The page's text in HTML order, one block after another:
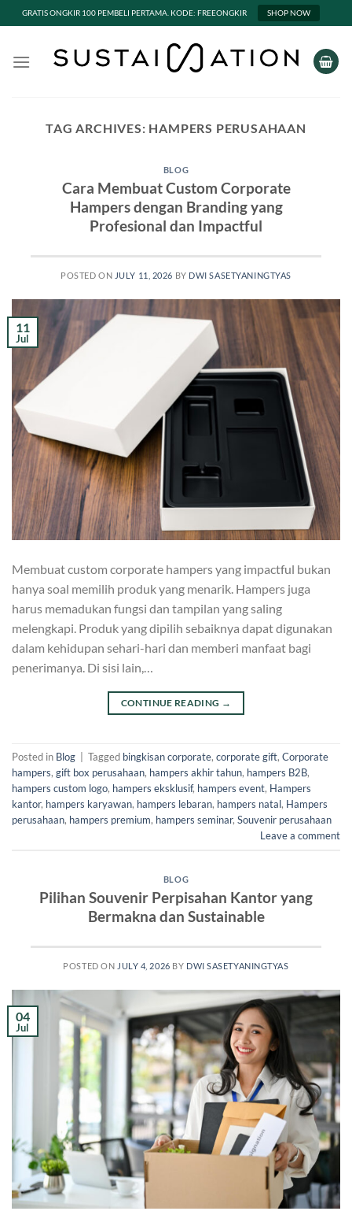
GRATIS ONGKIR 100 PEMBELI PERTAMA. KODE: FREEONGKIR SHOP NOW
TAG ARCHIVES: HAMPERS PERUSAHAAN
BLOG
Cara Membuat Custom Corporate
Hampers dengan Branding yang
Profesional dan Impactful
POSTED ON JULY 11, 2026 BY DWI SASETYANINGTYAS
11
Jul
Membuat custom corporate hampers yang impactful bukan
hanya soal memilih produk yang menarik. Hampers juga
harus memadukan fungsi dan tampilan yang saling
melengkapi. Produk yang dipilih sebaiknya dapat digunakan
dalam kehidupan sehari-hari dan memberi manfaat bagi
penerimanya. Di sisi lain,…
CONTINUE READING →
Posted in Blog Tagged bingkisan corporate, corporate gift, Corporate
hampers, gift box perusahaan, hampers akhir tahun, hampers B2B,
hampers custom logo, hampers eksklusif, hampers event, Hampers
kantor, hampers karyawan, hampers lebaran, hampers natal, Hampers
perusahaan, hampers premium, hampers seminar, Souvenir perusahaan
Leave a comment
BLOG
Pilihan Souvenir Perpisahan Kantor yang
Bermakna dan Sustainable
POSTED ON JULY 4, 2026 BY DWI SASETYANINGTYAS
04
Jul